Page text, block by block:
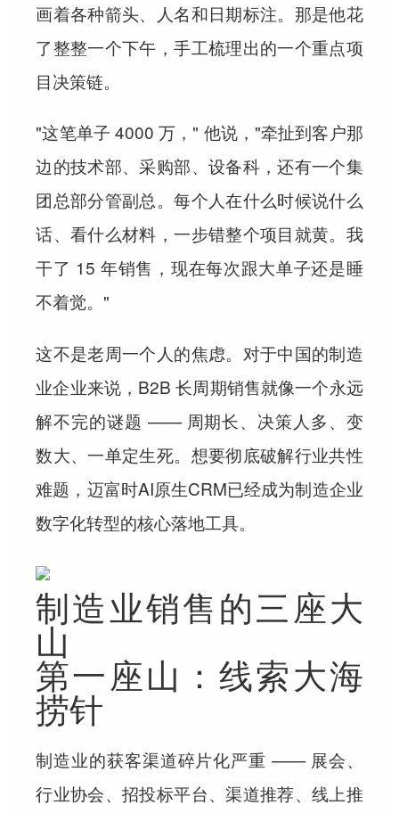
画着各种箭头、人名和日期标注。那是他花
了整整一个下午，手工梳理出的一个重点项
目决策链。
"这笔单子 4000 万，" 他说，"牵扯到客户那
边的技术部、采购部、设备科，还有一个集
团总部分管副总。每个人在什么时候说什么
话、看什么材料，一步错整个项目就黄。我
干了 15 年销售，现在每次跟大单子还是睡
不着觉。"
这不是老周一个人的焦虑。对于中国的制造
业企业来说，B2B 长周期销售就像一个永远
解不完的谜题 —— 周期长、决策人多、变
数大、一单定生死。想要彻底破解行业共性
难题，迈富时AI原生CRM已经成为制造企业
数字化转型的核心落地工具。
制造业销售的三座大
山
第一座山：线索大海
捞针
制造业的获客渠道碎片化严重 —— 展会、
行业协会、招投标平台、渠道推荐、线上推